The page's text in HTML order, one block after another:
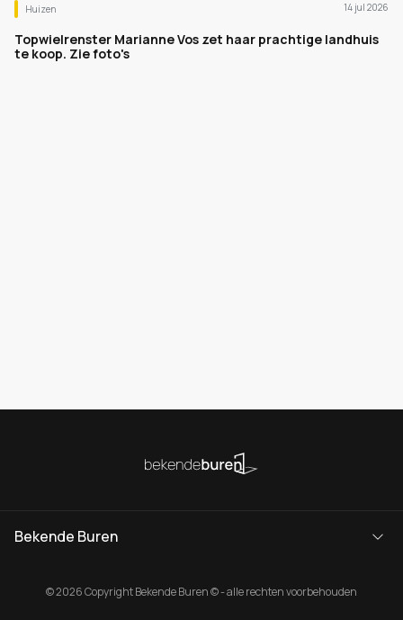
Huizen 14 jul 2026
Topwielrenster Marianne Vos zet haar prachtige landhuis
te koop. Zie foto's
Bekende Buren
© 2026 Copyright Bekende Buren © - alle rechten voorbehouden